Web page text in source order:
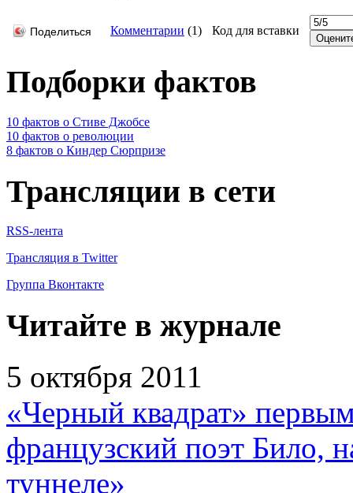
Поделиться Комментарии (1) Код для вставки
Подборки фактов
10 фактов о Стиве Джобсе
10 фактов о революции
8 фактов о Киндер Сюрпризе
Трансляции в сети
RSS-лента
Трансляция в Twitter
Группа Вконтакте
Читайте в журнале
5 октября 2011
«Черный квадрат»
французский поэт Било,
туннеле»